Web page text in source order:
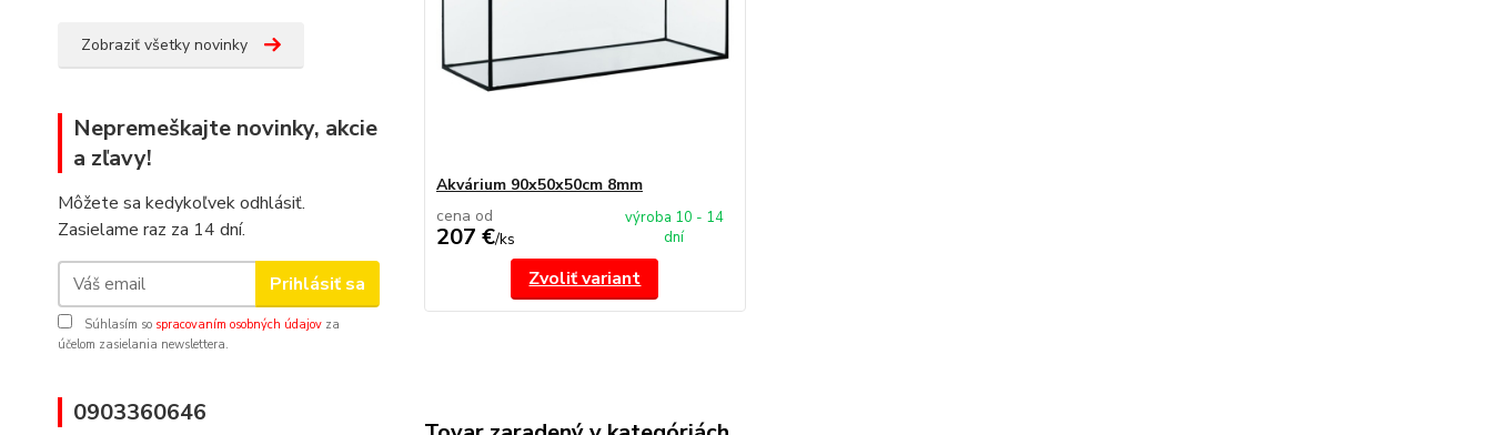
Zobraziť všetky novinky
Nepremeškajte novinky, akcie
a zľavy!
Môžete sa kedykoľvek odhlásiť.
Zasielame raz za 14 dní.
Prihlásiť sa
Súhlasím so spracovaním osobných údajov za
účelom zasielania newslettera.
0903360646
Akvárium 90x50x50cm 8mm
cena od
207 €/ks
výroba 10 - 14
dní
Zvoliť variant